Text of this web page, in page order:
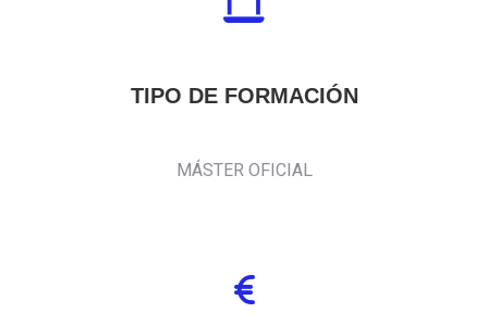
TIPO DE FORMACIÓN
MÁSTER OFICIAL